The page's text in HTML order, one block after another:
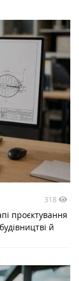
318
проєктування
й